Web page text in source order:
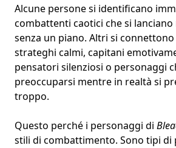
Alcune persone si identificano
combattenti caotici che si
senza un piano. Altri si
strateghi calmi, capitani
pensatori silenziosi o personaggi
preoccuparsi mentre in realtà si
troppo.
Questo perché i personaggi di
stili di combattimento. Sono tipi di